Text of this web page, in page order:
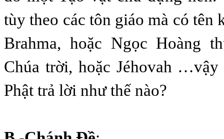
tùy theo các tôn giáo mà có tên
Brahma, hoặc Ngọc Hoàng
Chúa trời, hoặc Jéhovah …vậy
Phật trả lời như thế nào?